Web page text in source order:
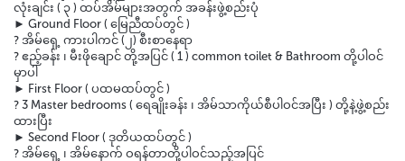
လုံးချင်း ( ၃ ) ထပ်အိမ်များအတွက် အခန်းဖွဲ့စည်းပုံ
► Ground Floor ( မြေညီထပ်တွင် )
? အိမ်ရှေ့ ကားပါကင် (၂) စီးစာနေရာ
? ဧည့်ခန်း ၊ မီးဖိုချောင် တို့အပြင် ( 1 ) common toilet & Bathroom တို့ပါဝင်
မှာပါ
► First Floor ( ပထမထပ်တွင် )
? 3 Master bedrooms ( ရေချိုးခန်း ၊ အိမ်သာကိုယ်စီပါဝင်အပြီး ) တို့နဲ့ဖွဲ့စည်း
ထားပြီး
► Second Floor ( ဒုတိယထပ်တွင် )
? အိမ်ရှေ့ ၊ အိမ်နောက် ဝရန်တာတို့ပါဝင်သည့်အပြင်